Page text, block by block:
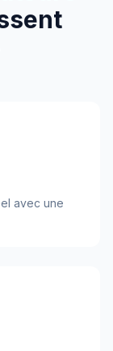
avec une